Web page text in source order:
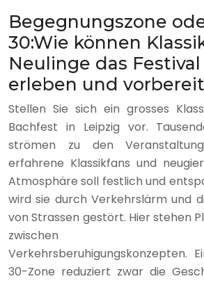
Begegnungszone
30:Wie können
Neulinge das
erleben und
Stellen Sie sich ein grosses
Bachfest in Leipzig vor.
strömen zu den
erfahrene Klassikfans und
Atmosphäre soll festlich und
wird sie durch Verkehrslärm und
von Strassen gestört. Hier stehen
zwischen
Verkehrsberuhigungskonzepten.
30-Zone reduziert zwar die